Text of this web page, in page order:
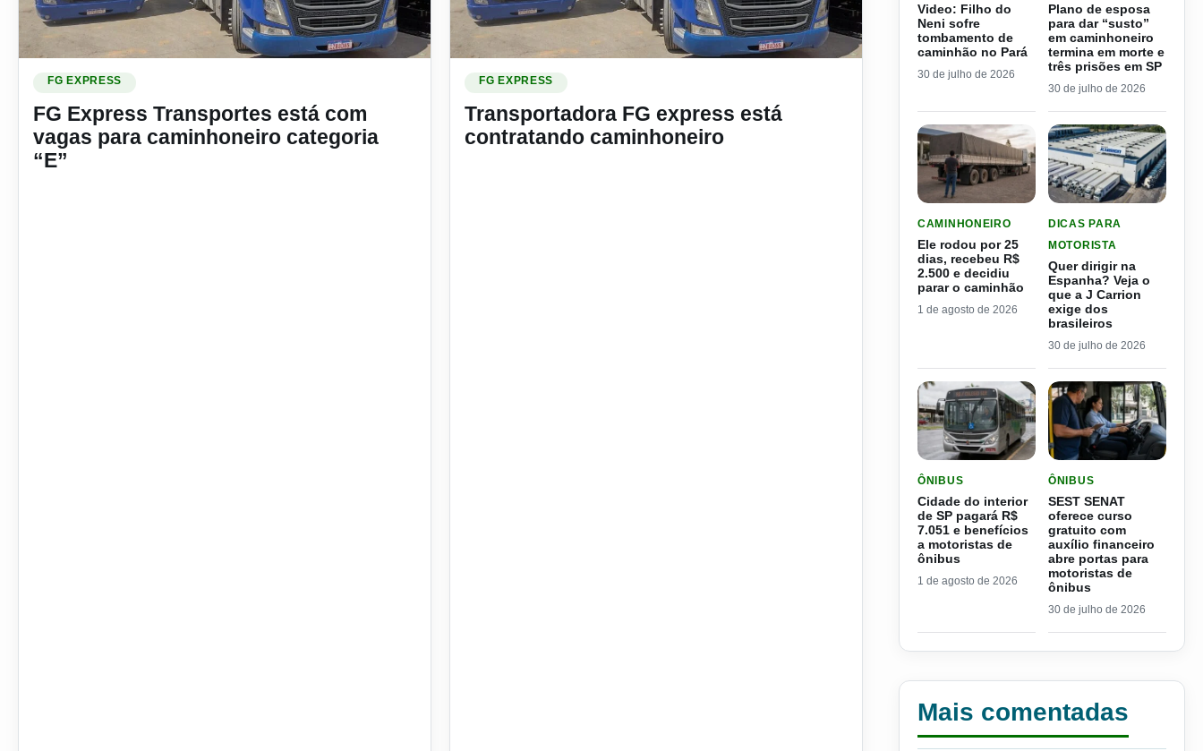
FG EXPRESS
FG Express Transportes está com
vagas para caminhoneiro categoria
“E”
FG EXPRESS
Transportadora FG express está
contratando caminhoneiro
Video: Filho do
Neni sofre
tombamento de
caminhão no Pará
30 de julho de 2026
Plano de esposa
para dar “susto”
em caminhoneiro
termina em morte e
três prisões em SP
30 de julho de 2026
CAMINHONEIRO
Ele rodou por 25
dias, recebeu R$
2.500 e decidiu
parar o caminhão
1 de agosto de 2026
DICAS PARA
MOTORISTA
Quer dirigir na
Espanha? Veja o
que a J Carrion
exige dos
brasileiros
30 de julho de 2026
ÔNIBUS
Cidade do interior
de SP pagará R$
7.051 e benefícios
a motoristas de
ônibus
1 de agosto de 2026
ÔNIBUS
SEST SENAT
oferece curso
gratuito com
auxílio financeiro
abre portas para
motoristas de
ônibus
30 de julho de 2026
Mais comentadas